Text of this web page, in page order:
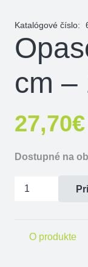
Katalógové číslo:
cm –
27,70€
Dostupné na
množstvo
O produkte